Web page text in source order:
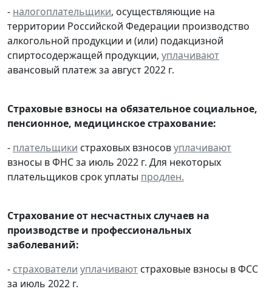
- налогоплательщики, осуществляющие на
территории Российской Федерации производство
алкогольной продукции и (или) подакцизной
спиртосодержащей продукции, уплачивают
авансовый платеж за август 2022 г.
Страховые взносы на обязательное социальное,
пенсионное, медицинское страхование:
- плательщики страховых взносовуплачивают
взносы в ФНС за июль 2022 г. Для некоторых
плательщиков срок уплаты продлен.
Страхование от несчастных случаев на
производстве и профессиональных
заболеваний:
- страхователи уплачивают страховые взносы в ФСС
за июль 2022 г.